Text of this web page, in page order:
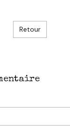
Retour